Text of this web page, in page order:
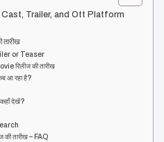
Trailer, and Ott Platform
or Teaser
रिलीज की तारीख
आ रहा है?
देखें?
तारीख – FAQ